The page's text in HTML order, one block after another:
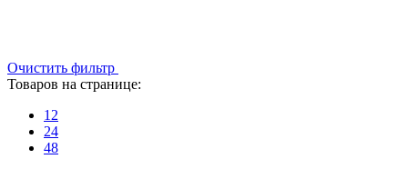
Очистить фильтр
Товаров на странице:
12
24
48